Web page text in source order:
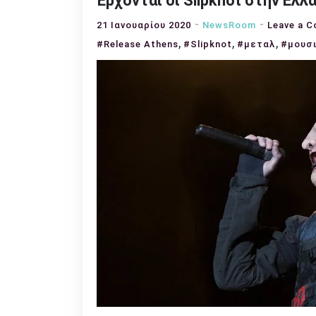
21 Ιανουαρίου 2020 NewsRoom Leave a
#Release Athens, #Slipknot , #μεταλ ,